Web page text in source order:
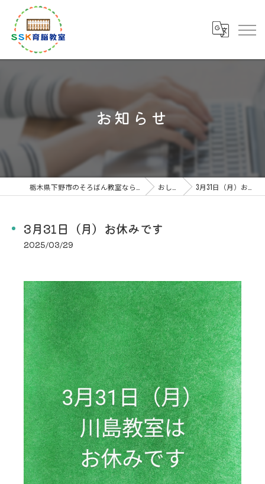
お知らせ
おしらせ 3月31日（月）お休みです
3月31日（月）お休みです
2025/03/29